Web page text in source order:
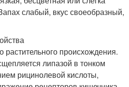
слабый, вкус своеобразный,
растительного происхождения.
липазой в тонком
рицинолевой кислоты,